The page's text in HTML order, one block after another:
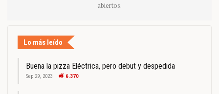
abiertos.
Lo más leído
Buena la pizza Eléctrica, pero debut y despedida
Sep 29, 2023 6.370